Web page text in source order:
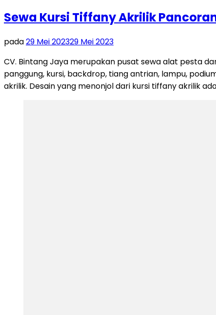
Sewa Kursi Tiffany Akrilik
pada29 Mei 202329 Mei 2023
CV. Bintang Jaya merupakan pusat sewa alat pesta
panggung, kursi, backdrop, tiang antrian, lampu,
akrilik. Desain yang menonjol dari kursi tiffany akrilik